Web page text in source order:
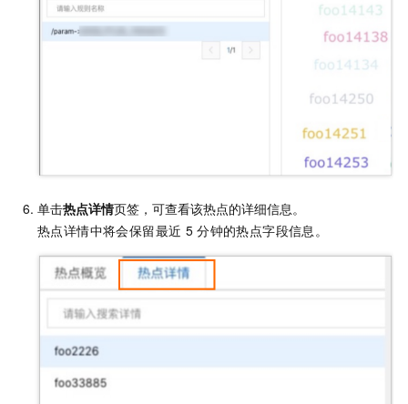
单击热点详情页签，可查看该热点的详细信息。
热点详情中将会保留最近 5 分钟的热点字段信息。